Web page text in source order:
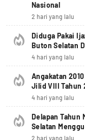
Nasional
2 hari yang lalu
Diduga Pakai
Buton Selatan
4 hari yang lalu
Angakatan
Jilid VIII Tahun
4 hari yang lalu
Delapan Tahun
Selatan
2 hari yang lalu